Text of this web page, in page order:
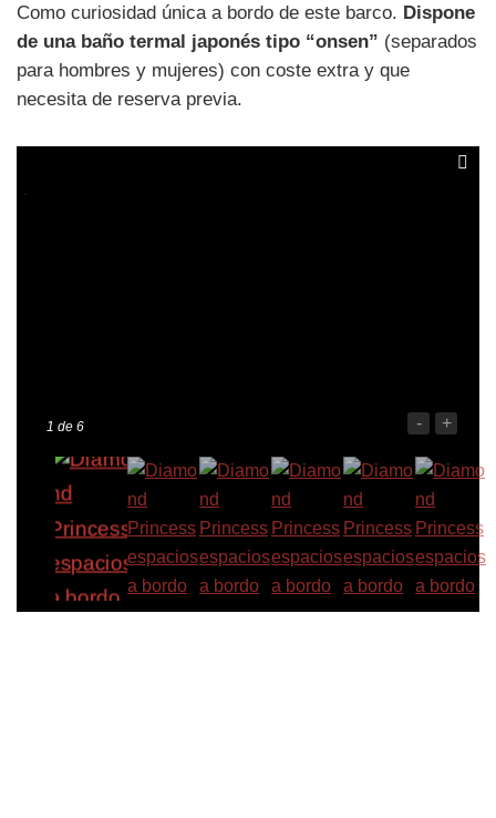
Como curiosidad única a bordo de este barco. Dispone
de una baño termal japonés tipo “onsen” (separados
para hombres y mujeres) con coste extra y que
necesita de reserva previa.
1 de 6 - +